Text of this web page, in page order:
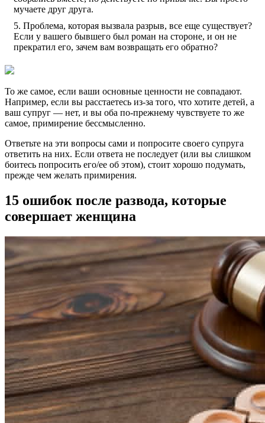
мучаете друг друга.
Проблема, которая вызвала разрыв, все еще существует?
Если у вашего бывшего был роман на стороне, и он не
прекратил его, зачем вам возвращать его обратно?
То же самое, если ваши основные ценности не совпадают.
Например, если вы расстаетесь из-за того, что хотите детей, а
ваш супруг — нет, и вы оба по-прежнему чувствуете то же
самое, примирение бессмысленно.
Ответьте на эти вопросы сами и попросите своего супруга
ответить на них. Если ответа не последует (или вы слишком
боитесь попросить его/ее об этом), стоит хорошо подумать,
прежде чем желать примирения.
15 ошибок после развода, которые
совершает женщина